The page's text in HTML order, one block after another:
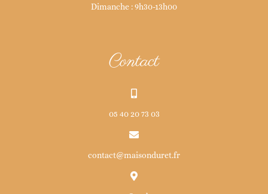
Dimanche : 9h30-13h00
Contact
05 40 20 73 03
contact@maisonduret.fr